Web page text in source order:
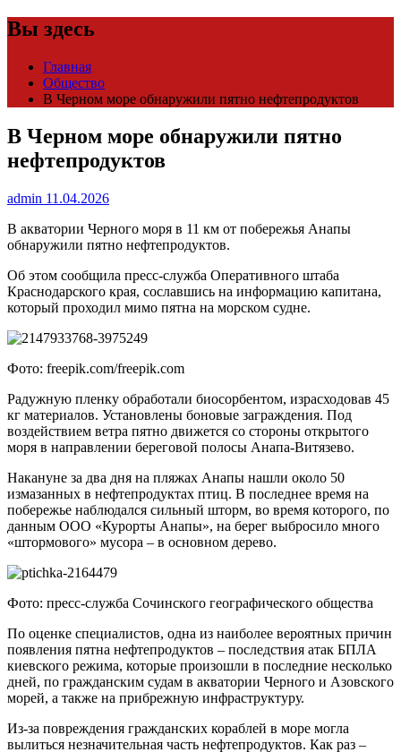
Вы здесь
Главная
Общество
В Черном море обнаружили пятно нефтепродуктов
В Черном море обнаружили пятно
нефтепродуктов
admin 11.04.2026
В акватории Черного моря в 11 км от побережья Анапы
обнаружили пятно нефтепродуктов.
Об этом сообщила пресс-служба Оперативного штаба
Краснодарского края, сославшись на информацию капитана,
который проходил мимо пятна на морском судне.
Фото: freepik.com/freepik.com
Радужную пленку обработали биосорбентом, израсходовав 45
кг материалов. Установлены боновые заграждения. Под
воздействием ветра пятно движется со стороны открытого
моря в направлении береговой полосы Анапа-Витязево.
Накануне за два дня на пляжах Анапы нашли около 50
измазанных в нефтепродуктах птиц. В последнее время на
побережье наблюдался сильный шторм, во время которого, по
данным ООО «Курорты Анапы», на берег выбросило много
«штормового» мусора – в основном дерево.
Фото: пресс-служба Сочинского географического общества
По оценке специалистов, одна из наиболее вероятных причин
появления пятна нефтепродуктов – последствия атак БПЛА
киевского режима, которые произошли в последние несколько
дней, по гражданским судам в акватории Черного и Азовского
морей, а также на прибрежную инфраструктуру.
Из-за повреждения гражданских кораблей в море могла
вылиться незначительная часть нефтепродуктов. Как раз –